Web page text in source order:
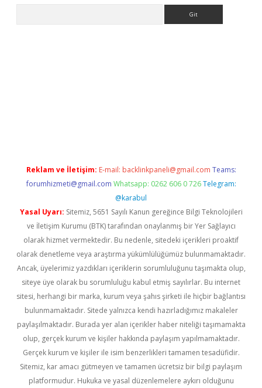
Reklam ve İletişim: E-mail: backlinkpaneli@gmail.com Teams:
forumhizmeti@gmail.com Whatsapp: 0262 606 0 726 Telegram:
@karabul
Yasal Uyarı: Sitemiz, 5651 Sayılı Kanun gereğince Bilgi Teknolojileri
ve İletişim Kurumu (BTK) tarafından onaylanmış bir Yer Sağlayıcı
olarak hizmet vermektedir. Bu nedenle, sitedeki içerikleri proaktif
olarak denetleme veya araştırma yükümlülüğümüz bulunmamaktadır.
Ancak, üyelerimiz yazdıkları içeriklerin sorumluluğunu taşımakta olup,
siteye üye olarak bu sorumluluğu kabul etmiş sayılırlar. Bu internet
sitesi, herhangi bir marka, kurum veya şahıs şirketi ile hiçbir bağlantısı
bulunmamaktadır. Sitede yalnızca kendi hazırladığımız makaleler
paylaşılmaktadır. Burada yer alan içerikler haber niteliği taşımamakta
olup, gerçek kurum ve kişiler hakkında paylaşım yapılmamaktadır.
Gerçek kurum ve kişiler ile isim benzerlikleri tamamen tesadüfidir.
Sitemiz, kar amacı gütmeyen ve tamamen ücretsiz bir bilgi paylaşım
platformudur. Hukuka ve yasal düzenlemelere aykırı olduğunu